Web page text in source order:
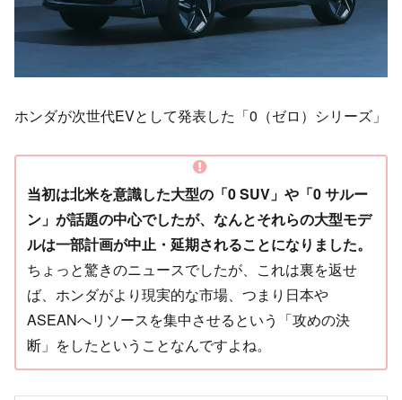
ホンダが次世代EVとして発表した「0（ゼロ）シリーズ」
当初は北米を意識した大型の「0 SUV」や「0 サルー
ン」が話題の中心でしたが、なんとそれらの大型モデ
ルは一部計画が中止・延期されることになりました。
ちょっと驚きのニュースでしたが、これは裏を返せ
ば、ホンダがより現実的な市場、つまり日本や
ASEANへリソースを集中させるという「攻めの決
断」をしたということなんですよね。